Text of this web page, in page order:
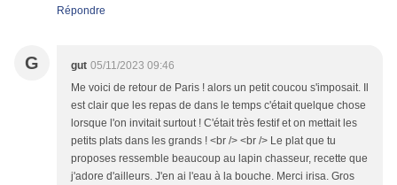
Répondre
G gut 05/11/2023 09:46
Me voici de retour de Paris ! alors un petit coucou s'imposait. Il
est clair que les repas de dans le temps c'était quelque chose
lorsque l'on invitait surtout ! C'était très festif et on mettait les
petits plats dans les grands ! <br /> <br /> Le plat que tu
proposes ressemble beaucoup au lapin chasseur, recette que
j'adore d'ailleurs. J'en ai l'eau à la bouche. Merci irisa. Gros